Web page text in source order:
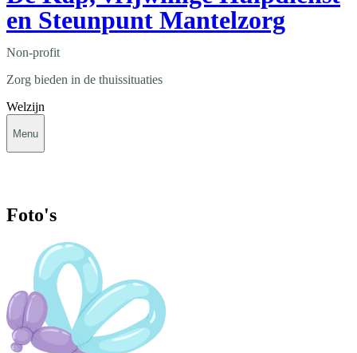
en Steunpunt Mantelzorg
Non-profit
Zorg bieden in de thuissituaties
Welzijn
Menu
Foto's